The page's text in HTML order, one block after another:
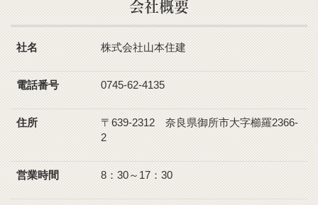
会社概要
社名 株式会社山本住建
電話番号 0745-62-4135
住所
〒639-2312 奈良県御所市大字櫛羅2366-
2
営業時間 8：30～17：30